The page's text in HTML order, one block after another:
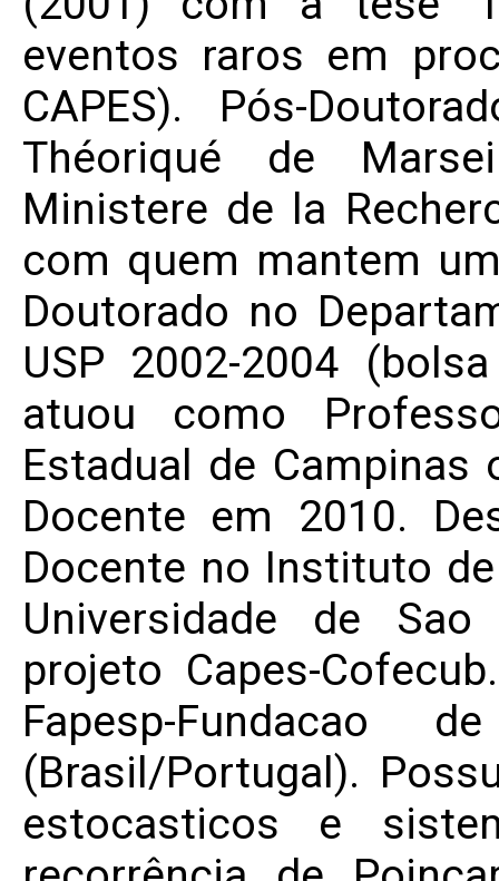
eventos raros em
CAPES). Pós-
Théoriqué de
Ministere de la
com quem mantem
Doutorado no
USP 2002-2004
atuou como
Estadual de
Docente em 2010.
Docente no Instituto
Universidade de
projeto Capes-
Fapesp-Fundacao
(Brasil/Portugal).
estocasticos e